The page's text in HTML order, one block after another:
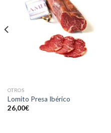
OTROS
Lomito Presa Ibérico
26,00€